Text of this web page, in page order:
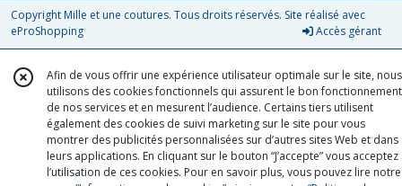
Copyright Mille et une coutures. Tous droits réservés. Site réalisé avec
eProShopping
Accès gérant
Afin de vous offrir une expérience utilisateur optimale sur le site, nous
utilisons des cookies fonctionnels qui assurent le bon fonctionnement
de nos services et en mesurent l’audience. Certains tiers utilisent
également des cookies de suivi marketing sur le site pour vous
montrer des publicités personnalisées sur d’autres sites Web et dans
leurs applications. En cliquant sur le bouton “J’accepte” vous acceptez
l’utilisation de ces cookies. Pour en savoir plus, vous pouvez lire notre